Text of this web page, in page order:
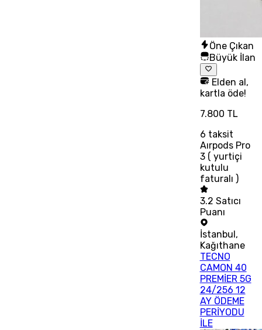
Öne Çıkan
Büyük İlan
Elden al,
kartla öde!
7.800 TL
6 taksit
Aırpods Pro
3 ( yurtiçi
kutulu
faturalı )
3.2 Satıcı
Puanı
İstanbul ,
Kağıthane
TECNO
CAMON 40
PREMİER 5G
24/256 12
AY ÖDEME
PERİYODU
İLE